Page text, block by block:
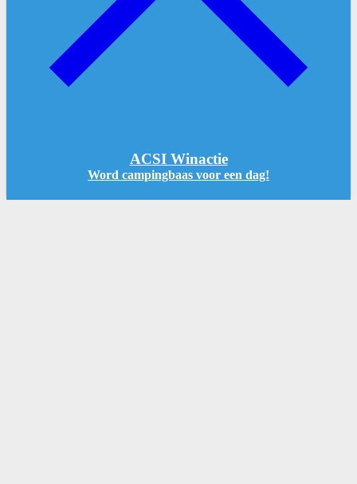
ACSI Winactie
Word campingbaas voor een dag!